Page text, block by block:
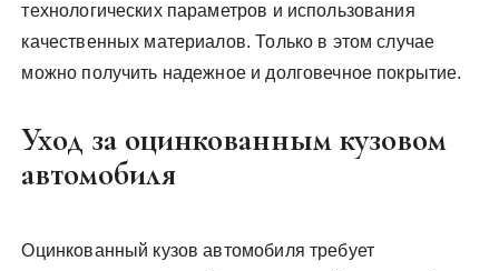
технологических параметров и использования
качественных материалов. Только в этом случае
можно получить надежное и долговечное покрытие.
Уход за оцинкованным кузовом
автомобиля
Оцинкованный кузов автомобиля требует